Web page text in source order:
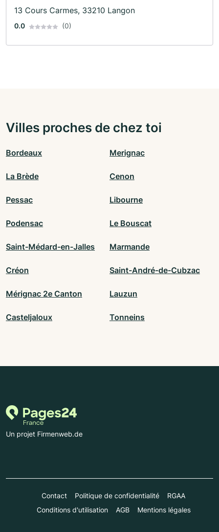
13 Cours Carmes, 33210 Langon
0.0 (0)
Villes proches de chez toi
Bordeaux Merignac
La Brède Cenon
Pessac Libourne
Podensac Le Bouscat
Saint-Médard-en-Jalles Marmande
Créon Saint-André-de-Cubzac
Mérignac 2e Canton Lauzun
Casteljaloux Tonneins
Un projet Firmenweb.de
Contact Politique de confidentialité
RGAA
Conditions d'utilisation
AGB Mentions légales